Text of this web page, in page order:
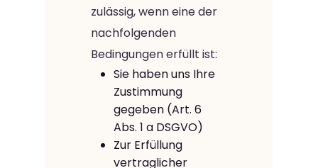
zulässig, wenn eine der
nachfolgenden
Bedingungen erfüllt ist:
Sie haben uns Ihre
Zustimmung
gegeben (Art. 6
Abs. 1 a DSGVO)
Zur Erfüllung
vertraglicher